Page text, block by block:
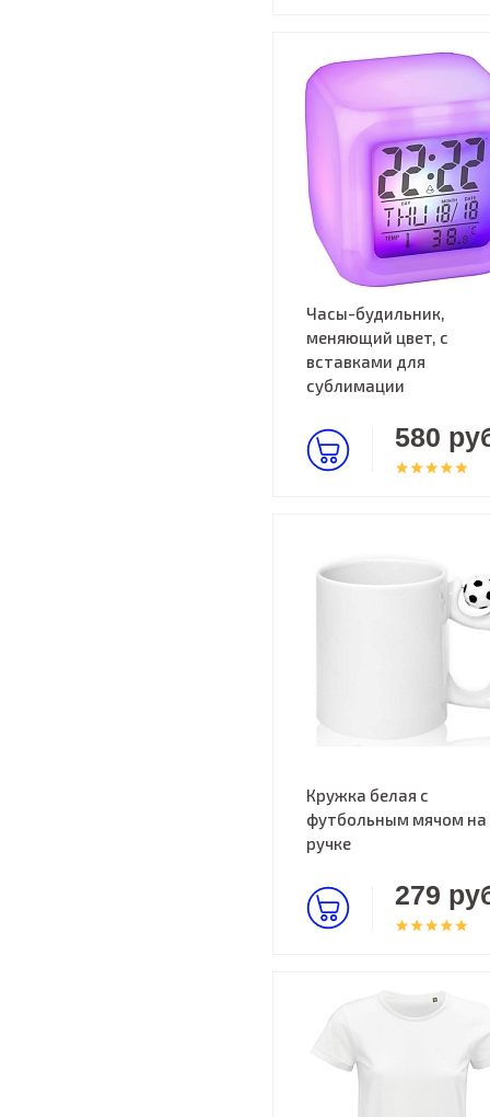
Часы-будильник,
меняющий цвет, с
вставками для
сублимации
580
Кружка белая с
футбольным мячом на
ручке
279